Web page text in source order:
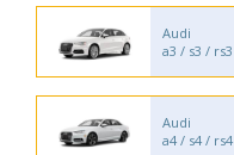
Audi
a3 / s3 / rs3
Audi
a4 / s4 / rs4